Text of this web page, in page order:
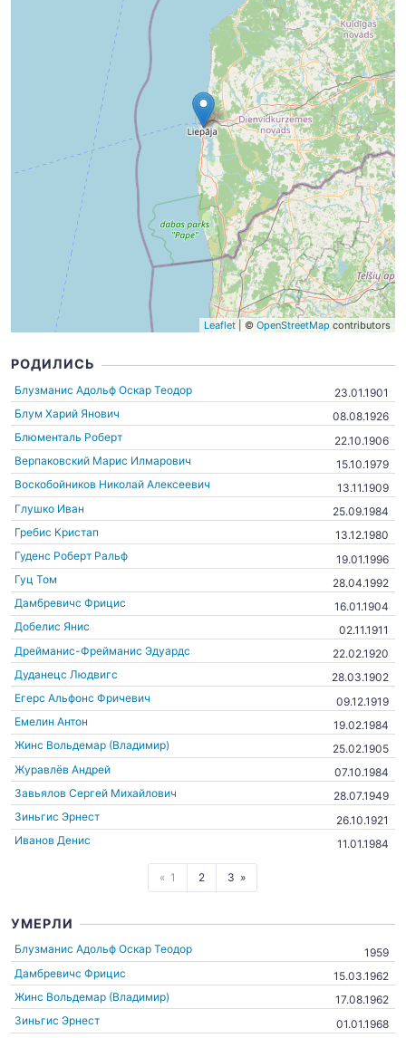
Leaflet| ©OpenStreetMap contributors
РОДИЛИСЬ
Блузманис Адольф Оскар Теодор
23.01.1901
Блум Харий Янович
08.08.1926
Блюменталь Роберт
22.10.1906
Верпаковский Марис Илмарович
15.10.1979
Воскобойников Николай Алексеевич
13.11.1909
Глушко Иван
25.09.1984
Гребис Кристап
13.12.1980
Гуденс Роберт Ральф
19.01.1996
Гуц Том
28.04.1992
Дамбревичс Фрицис
16.01.1904
Добелис Янис
02.11.1911
Дрейманис-Фрейманис Эдуардс
22.02.1920
Дуданецс Людвигс
28.03.1902
Егерс Альфонс Фричевич
09.12.1919
Емелин Антон
19.02.1984
Жинс Вольдемар (Владимир)
25.02.1905
Журавлёв Андрей
07.10.1984
Завьялов Сергей Михайлович
28.07.1949
Зиньгис Эрнест
26.10.1921
Иванов Денис
11.01.1984
1 2 3
УМЕРЛИ
Блузманис Адольф Оскар Теодор
1959
Дамбревичс Фрицис
15.03.1962
Жинс Вольдемар (Владимир)
17.08.1962
Зиньгис Эрнест
01.01.1968